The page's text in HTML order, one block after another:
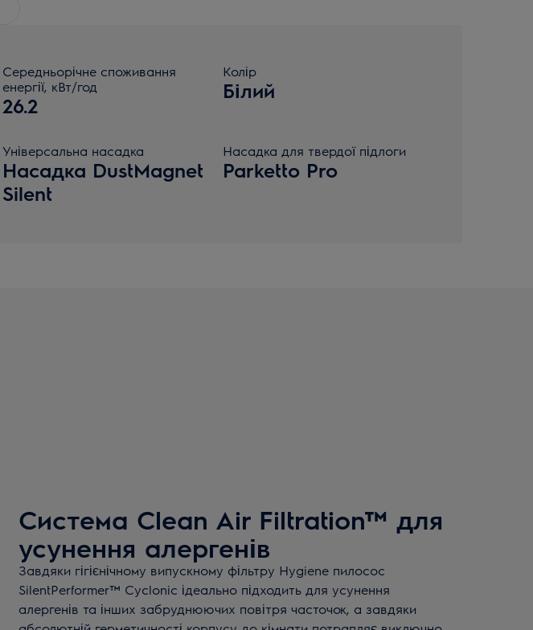
Середньорічне споживання
енергії, кВт/год
26.2
Колір
Білий
Універсальна насадка
Насадка DustMagnet
Silent
Насадка для твердої підлоги
Parketto Pro
Система Clean Air Filtration™ для
усунення алергенів
Завдяки гігієнічному випускному фільтру Hygiene пилосос
SilentPerformer™ Cyclonic ідеально підходить для усунення
алергенів та інших забруднюючих повітря часточок, а завдяки